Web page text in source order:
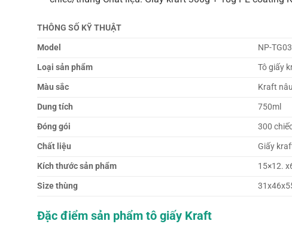
THÔNG SỐ KỸ THUẬT
Model
NP-
Loại sản phẩm
Tô giấy
Màu sắc
Kraft nâu
Dung tích
750ml
Đóng gói
300
Chất liệu
Giấy
Kích thước sản phẩm
15×12.
Size thùng
Đặc điểm sản phẩm tô giấy Kraft